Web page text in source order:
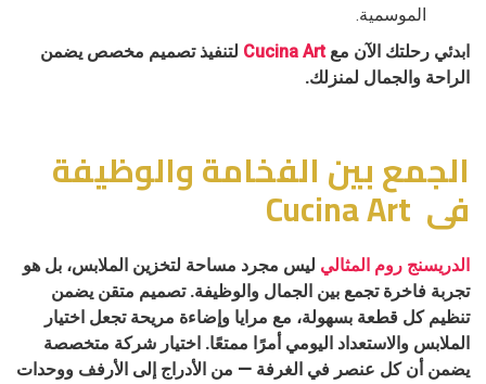
الموسمية.
ابدئي رحلتك الآن معCucina Art لتنفيذ تصميم مخصص يضمن
الراحة والجمال لمنزلك.
الجمع بين الفخامة والوظيفة
فى Cucina Art
الدريسنج روم المثالي ليس مجرد مساحة لتخزين الملابس، بل هو
تجربة فاخرة تجمع بين الجمال والوظيفة. تصميم متقن يضمن
تنظيم كل قطعة بسهولة، مع مرايا وإضاءة مريحة تجعل اختيار
الملابس والاستعداد اليومي أمرًا ممتعًا. اختيار شركة متخصصة
يضمن أن كل عنصر في الغرفة — من الأدراج إلى الأرفف ووحدات